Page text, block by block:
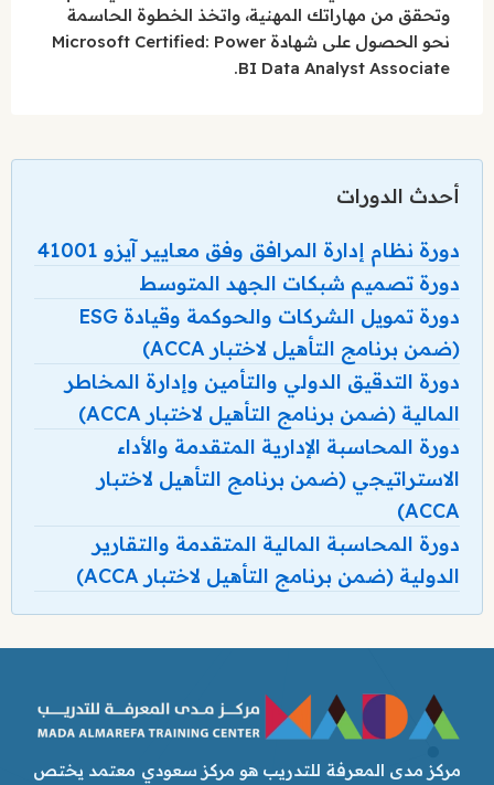
وتحقق من مهاراتك المهنية، واتخذ الخطوة الحاسمة
نحو الحصول على شهادة Microsoft Certified: Power
BI Data Analyst Associate.
أحدث الدورات
دورة نظام إدارة المرافق وفق معايير آيزو 41001
دورة تصميم شبكات الجهد المتوسط
دورة تمويل الشركات والحوكمة وقيادة ESG
(ضمن برنامج التأهيل لاختبار ACCA)
دورة التدقيق الدولي والتأمين وإدارة المخاطر
المالية (ضمن برنامج التأهيل لاختبار ACCA)
دورة المحاسبة الإدارية المتقدمة والأداء
الاستراتيجي (ضمن برنامج التأهيل لاختبار
ACCA)
دورة المحاسبة المالية المتقدمة والتقارير
الدولية (ضمن برنامج التأهيل لاختبار ACCA)
مركز مدى المعرفة للتدريب هو مركز سعودي معتمد يختص